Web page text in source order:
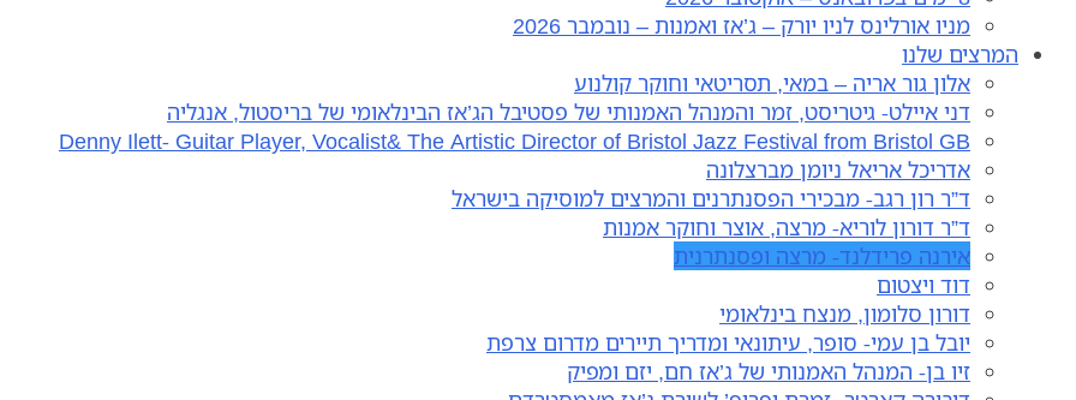
מניו אורלינס לניו יורק – ג’אז ואמנות – נובמבר 2026
המרצים שלנו
אלון גור אריה – במאי, תסריטאי וחוקר קולנוע
דני איילט- גיטריסט, זמר והמנהל האמנותי של פסטיבל הג’אז הבינלאומי של בריסטול, אנגליה
Denny Ilett- Guitar Player, Vocalist& The Artistic Director of Bristol Jazz Festival from Bristol GB
אדריכל אריאל ניומן מברצלונה
ד”ר רון רגב- מבכירי הפסנתרנים והמרצים למוסיקה בישראל
ד”ר דורון לוריא- מרצה, אוצר וחוקר אמנות
אירנה פרידלנד- מרצה ופסנתרנית
דוד ויצטום
דורון סלומון, מנצח בינלאומי
יובל בן עמי- סופר, עיתונאי ומדריך תיירים מדרום צרפת
זיו בן- המנהל האמנותי של ג’אז חם, יזם ומפיק